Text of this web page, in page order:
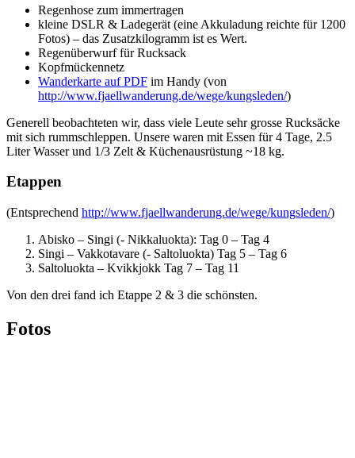
Regenhose zum immertragen
kleine DSLR & Ladegerät (eine Akkuladung reichte für 1200
Fotos) – das Zusatzkilogramm ist es Wert.
Regenüberwurf für Rucksack
Kopfmückennetz
Wanderkarte auf PDF im Handy (von
http://www.fjaellwanderung.de/wege/kungsleden/)
Generell beobachteten wir, dass viele Leute sehr grosse Rucksäcke
mit sich rummschleppen. Unsere waren mit Essen für 4 Tage, 2.5
Liter Wasser und 1/3 Zelt & Küchenausrüstung ~18 kg.
Etappen
(Entsprechend http://www.fjaellwanderung.de/wege/kungsleden/)
Abisko – Singi (- Nikkaluokta): Tag 0 – Tag 4
Singi – Vakkotavare (- Saltoluokta) Tag 5 – Tag 6
Saltoluokta – Kvikkjokk Tag 7 – Tag 11
Von den drei fand ich Etappe 2 & 3 die schönsten.
Fotos